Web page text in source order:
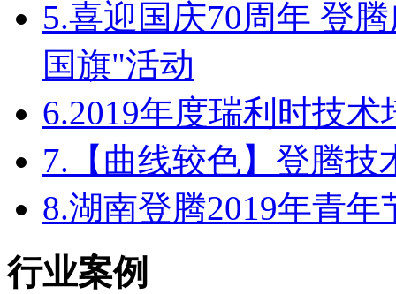
5.喜迎国庆70周年 登
国旗"活动
6.2019年度瑞利时技
7. 【曲线较色】登腾
8.湖南登腾2019年青
行业案例